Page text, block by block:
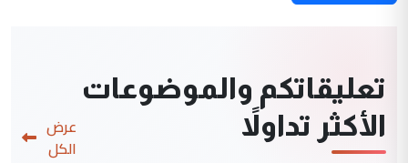
تعليقاتكم والموضوعات
الأكثر تداولاً
عرض
الكل